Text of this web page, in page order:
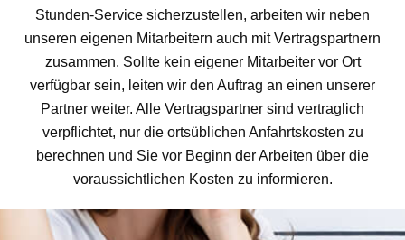
Stunden-Service sicherzustellen, arbeiten wir neben
unseren eigenen Mitarbeitern auch mit Vertragspartnern
zusammen. Sollte kein eigener Mitarbeiter vor Ort
verfügbar sein, leiten wir den Auftrag an einen unserer
Partner weiter. Alle Vertragspartner sind vertraglich
verpflichtet, nur die ortsüblichen Anfahrtskosten zu
berechnen und Sie vor Beginn der Arbeiten über die
voraussichtlichen Kosten zu informieren.